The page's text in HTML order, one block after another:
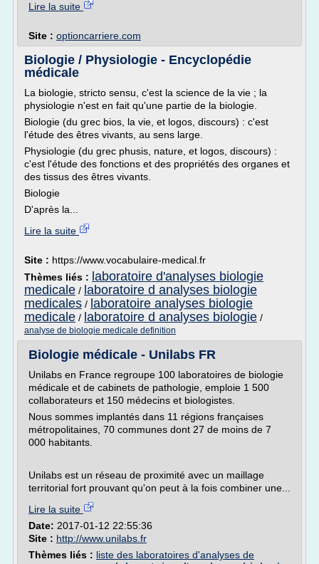
Lire la suite
Site : optioncarriere.com
Biologie / Physiologie - Encyclopédie
médicale
La biologie, stricto sensu, c'est la science de la vie ; la
physiologie n'est en fait qu'une partie de la biologie.
Biologie (du grec bios, la vie, et logos, discours) : c'est
l'étude des êtres vivants, au sens large.
Physiologie (du grec phusis, nature, et logos, discours) :
c'est l'étude des fonctions et des propriétés des organes et
des tissus des êtres vivants.
Biologie
D'après la...
Lire la suite
Site : https://www.vocabulaire-medical.fr
Thèmes liés : laboratoire d'analyses biologie
medicale / laboratoire d analyses biologie
medicales / laboratoire analyses biologie
medicale / laboratoire d analyses biologie /
analyse de biologie medicale definition
Biologie médicale - Unilabs FR
Unilabs en France regroupe 100 laboratoires de biologie
médicale et de cabinets de pathologie, emploie 1 500
collaborateurs et 150 médecins et biologistes.
Nous sommes implantés dans 11 régions françaises
métropolitaines, 70 communes dont 27 de moins de 7
000 habitants.
Unilabs est un réseau de proximité avec un maillage
territorial fort prouvant qu'on peut à la fois combiner une...
Lire la suite
Date: 2017-01-12 22:55:36
Site : http://www.unilabs.fr
Thèmes liés : liste des laboratoires d'analyses de